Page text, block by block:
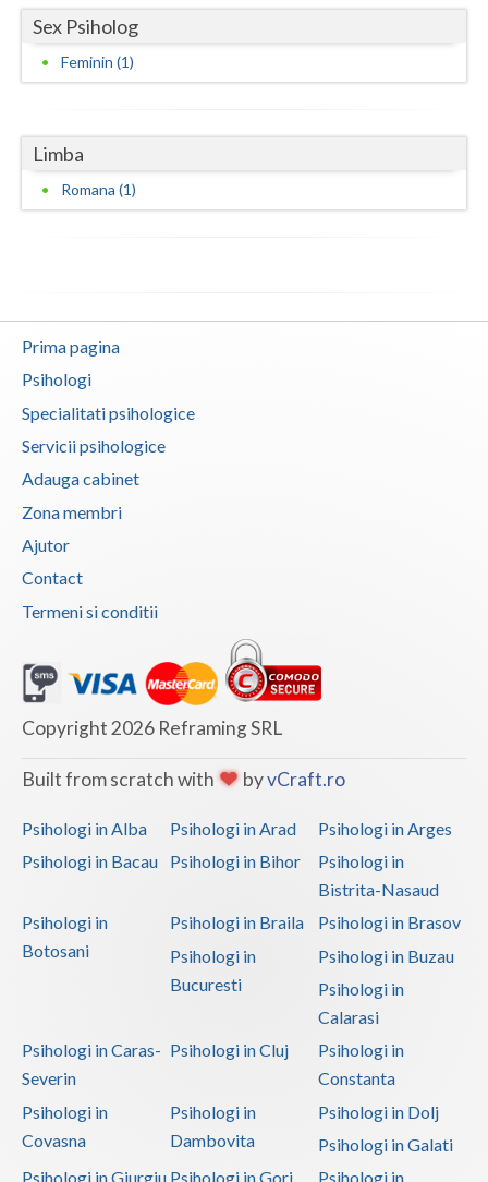
Suceava
Teleorman
Tulcea
Valcea
Sex Psiholog
Feminin (1)
Limba
Romana (1)
Prima pagina
Psihologi
Specialitati psihologice
Servicii psihologice
Adauga cabinet
Zona membri
Ajutor
Contact
Termeni si conditii
Copyright 2026 Reframing SRL
Built from scratch with byvCraft.ro
Psihologi in Alba Psihologi in Arad
Psihologi in Arges
Psihologi in Bacau
Psihologi in Bihor
Psihologi in
Bistrita-Nasaud
Psihologi in
Botosani
Psihologi in Braila
Psihologi in Brasov
Psihologi in
Bucuresti
Psihologi in Buzau
Psihologi in
Calarasi
Psihologi in Caras-
Severin
Psihologi in Cluj
Psihologi in
Constanta
Psihologi in
Covasna
Psihologi in
Dambovita
Psihologi in Dolj
Psihologi in Galati
Psihologi in Giurgiu Psihologi in Gorj Psihologi in